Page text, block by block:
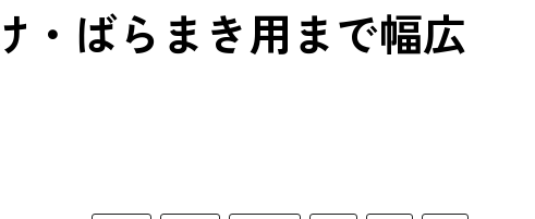
・ばらまき用まで幅広